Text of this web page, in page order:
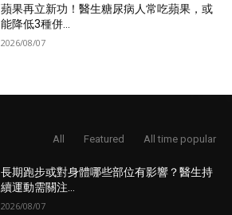
蘋果再立新功！醫生糖尿病人常吃蘋果，或
能降低3種併...
2026/08/07
All Featured All time popular
長期跑步或對身體哪些部位有影響？醫生持
續運動需關注...
2026/08/07